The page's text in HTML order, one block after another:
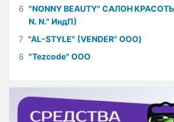
6 "NONNY BEAUTY" САЛОН КРАСОТЫ
N. N." ИндП)
7 "AL-STYLE" (VENDER" ООО)
8 "Tezcode" ООО